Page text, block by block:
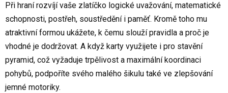
Při hraní rozvíjí vaše zlatíčko logické uvažování, matematické
schopnosti, postřeh, soustředění i paměť. Kromě toho mu
atraktivní formou ukážete, k čemu slouží pravidla a proč je
vhodné je dodržovat. A když karty využijete i pro stavění
pyramid, což vyžaduje trpělivost a maximální koordinaci
pohybů, podpoříte svého malého šikulu také ve zlepšování
jemné motoriky.